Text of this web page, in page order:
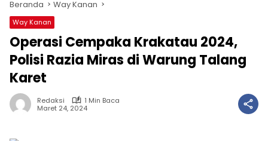
Beranda Way Kanan
Way Kanan
Operasi Cempaka Krakatau 2024,
Polisi Razia Miras di Warung Talang
Karet
Redaksi
1 Min Baca
Maret 24, 2024